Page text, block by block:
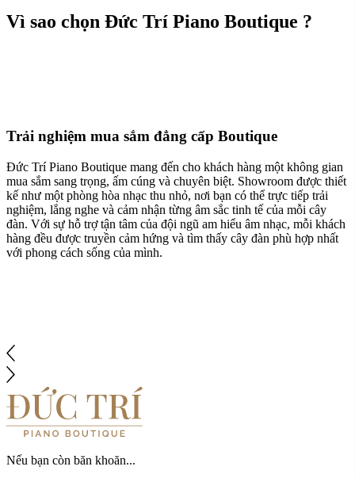
Vì sao chọn Đức Trí Piano Boutique ?
Cam kết giá tốt nhất trên thị trường
Tại Đức Trí Piano, chúng tôi tự hào mang đến dịch vụ chăm sóc
khách hàng và hậu mãi theo cách hoàn toàn khác biệt. Tất cả sản
phẩm đều được cung cấp với mức giá cạnh tranh, đi kèm cam kết
Nếu bạn còn băn khoăn...